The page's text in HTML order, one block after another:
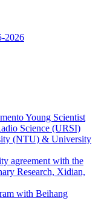
2026
Young Scientist
Science (URSI)
(NTU) & University
agreement with the
Research, Xidian,
with Beihang